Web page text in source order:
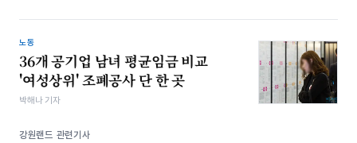
노동
36개 공기업 남녀 평균임금 비교
'여성상위' 조폐공사 단 한 곳
박해나 기자
강원랜드 관련기사